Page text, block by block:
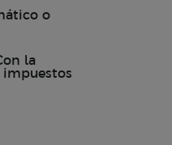
o
la
impuestos